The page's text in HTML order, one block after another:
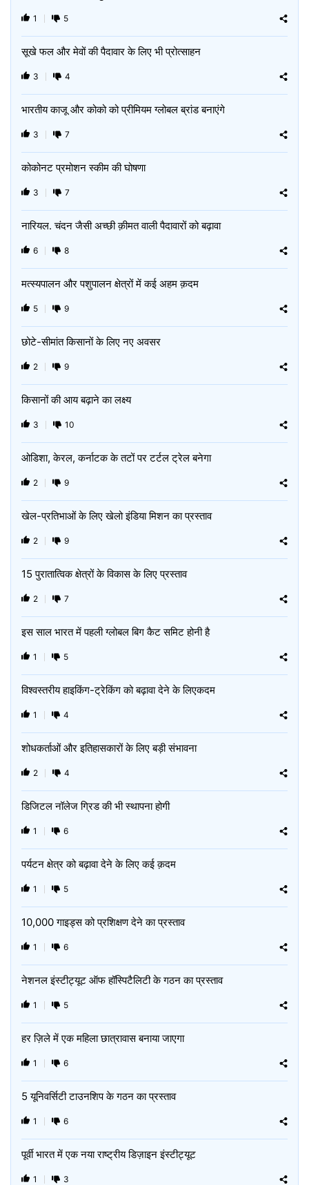
1 5
सूखे फल और मेवों की पैदावार के लिए भी प्रोत्साहन
3 4
भारतीय काजू और कोको को प्रीमियम ग्लोबल ब्रांड बनाएंगे
3 7
कोकोनट प्रमोशन स्कीम की घोषणा
3 7
नारियल. चंदन जैसी अच्छी क़ीमत वाली पैदावारों को बढ़ावा
6 8
मत्स्यपालन और पशुपालन क्षेत्रों में कई अहम क़दम
5 9
छोटे-सीमांत किसानों के लिए नए अवसर
2 9
किसानों की आय बढ़ाने का लक्ष्य
3 10
ओडिशा, केरल, कर्नाटक के तटों पर टर्टल ट्रेल बनेगा
2 9
खेल-प्रतिभाओं के लिए खेलो इंडिया मिशन का प्रस्ताव
2 9
15 पुरातात्विक क्षेत्रों के विकास के लिए प्रस्ताव
2 7
इस साल भारत में पहली ग्लोबल बिग कैट समिट होनी है
1 5
विश्वस्तरीय हाइकिंग-ट्रेकिंग को बढ़ावा देने के लिएकदम
1 4
शोधकर्ताओं और इतिहासकारों के लिए बड़ी संभावना
2 4
डिजिटल नॉलेज ग्रिड की भी स्थापना होगी
1 6
पर्यटन क्षेत्र को बढ़ावा देने के लिए कई क़दम
1 5
10,000 गाइड्स को प्रशिक्षण देने का प्रस्ताव
1 6
नेशनल इंस्टीट्यूट ऑफ हॉस्पिटैलिटी के गठन का प्रस्ताव
1 5
हर ज़िले में एक महिला छात्रावास बनाया जाएगा
1 6
5 यूनिवर्सिटी टाउनशिप के गठन का प्रस्ताव
1 6
पूर्वी भारत में एक नया राष्ट्रीय डिज़ाइन इंस्टीट्यूट
1 3